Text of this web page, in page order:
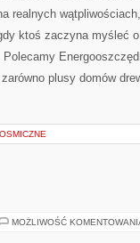
realnych
ktoś zaczyna myśleć o
plusy domów
MOŻLIWOŚĆ